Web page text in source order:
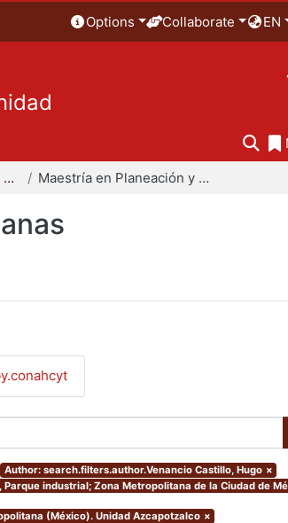
Options Collaborate EN
Maestría en Planeación y Políticas Metropolitanas Maestría en Planeación y Políticas Metropolitanas
Author: search.filters.author.Venancio Castillo, Hugo ×
industrial; Zona Metropolitana de la Ciudad de
(México). Unidad Azcapotzalco ×